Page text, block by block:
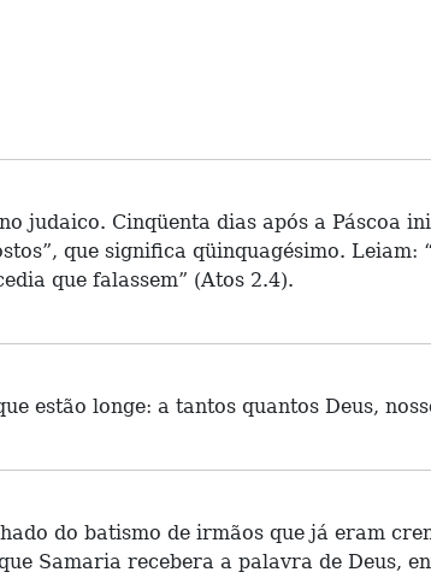
judaico. Cinqüenta dias após a Páscoa
que significa qüinquagésimo. Leiam:
que falassem” (Atos 2.4).
estão longe: a tantos quantos Deus,
do batismo de irmãos que já eram
Samaria recebera a palavra de Deus,